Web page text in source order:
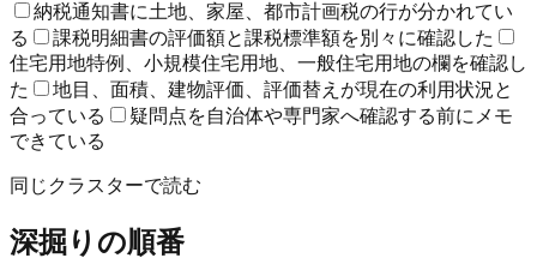
納税通知書に土地、家屋、都市計画税の行が分かれてい
る
課税明細書の評価額と課税標準額を別々に確認した
住宅用地特例、小規模住宅用地、一般住宅用地の欄を確認し
た
地目、面積、建物評価、評価替えが現在の利用状況と
合っている
疑問点を自治体や専門家へ確認する前にメモ
できている
同じクラスターで読む
深掘りの順番